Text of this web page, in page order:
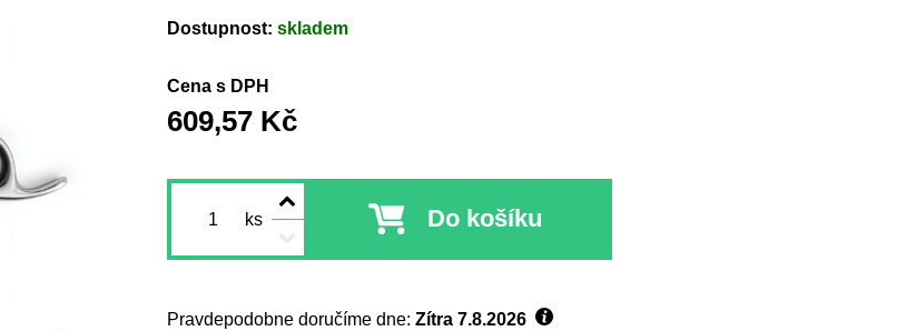
Dostupnost: skladem
Cena s DPH
609,57 Kč
ks Do košíku
Pravdepodobne doručíme dne: Zítra7.8.2026